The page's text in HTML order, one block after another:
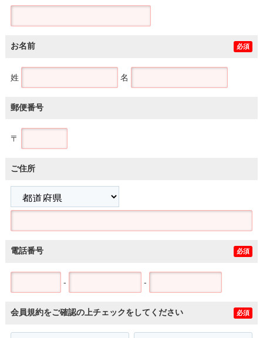
お名前 必須
姓 名
郵便番号
〒
ご住所
電話番号 必須
- -
会員規約をご確認の上チェックをしてください 必須